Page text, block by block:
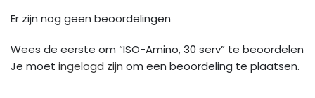
Er zijn nog geen beoordelingen
Wees de eerste om “ISO-Amino, 30 serv” te beoordelen
Je moet ingelogd zijn om een beoordeling te plaatsen.